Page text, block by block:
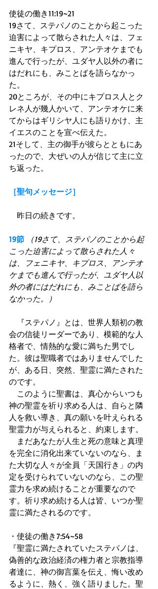
使徒の働き11:19~21
19さて、ステパノのことから起こった
迫害によって散らされた人々は、フェ
ニキヤ、キプロス、アンテオケまでも
進んで行ったが、ユダヤ人以外の者に
はだれにも、みことばを語らなかっ
た。
20ところが、その中にキプロス人とク
レネ人が幾人かいて、アンテオケに来
てからはギリシヤ人にも語りかけ、主
イエスのことを宣べ伝えた。
21そして、主の御手が彼らとともにあ
ったので、大ぜいの人が信じて主に立
ち返った。
［聖句メッセージ］
昨日の続きです。
19節
（19さて、ステパノのことから起
こった迫害によって散らされた人々
は、フェニキヤ、キプロス、アンテオ
ケまでも進んで行ったが、ユダヤ人以
外の者にはだれにも、みことばを語ら
なかった。）
『ステパノ』とは、世界人類初の教
会の信徒リーダーであり、模範的な人
格者で、情熱的な愛に満ちた男でし
た。彼は聖職者ではありませんでした
が、ある日、突然、聖霊に満たされた
のです。
このように聖書は、真心からいつも
神の聖霊を祈り求める人は、自らと隣
人を救い導き、真の願いを叶えられる
聖霊力が与えられると、約束します。
まだあなたが人生と死の意味と真理
を完全に消化出来ていないのなら、ま
た大切な人々が全員「天国行き」の内
定を受けられていないのなら、この聖
霊力を求め続けることが重要なので
す。祈り求め続ける人は皆、いつか聖
霊に満たされるのです。
・使徒の働き7:54~58
『聖霊に満たされていたステパノは、
偽善的な政治経済の権力者と宗教指導
者達に、神の御言葉を伝え、悔い改め
るように、熱く、強く語りました。聖